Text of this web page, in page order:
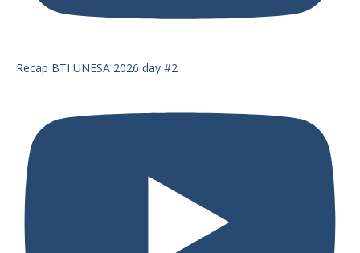
Recap BTI UNESA 2026 day #2